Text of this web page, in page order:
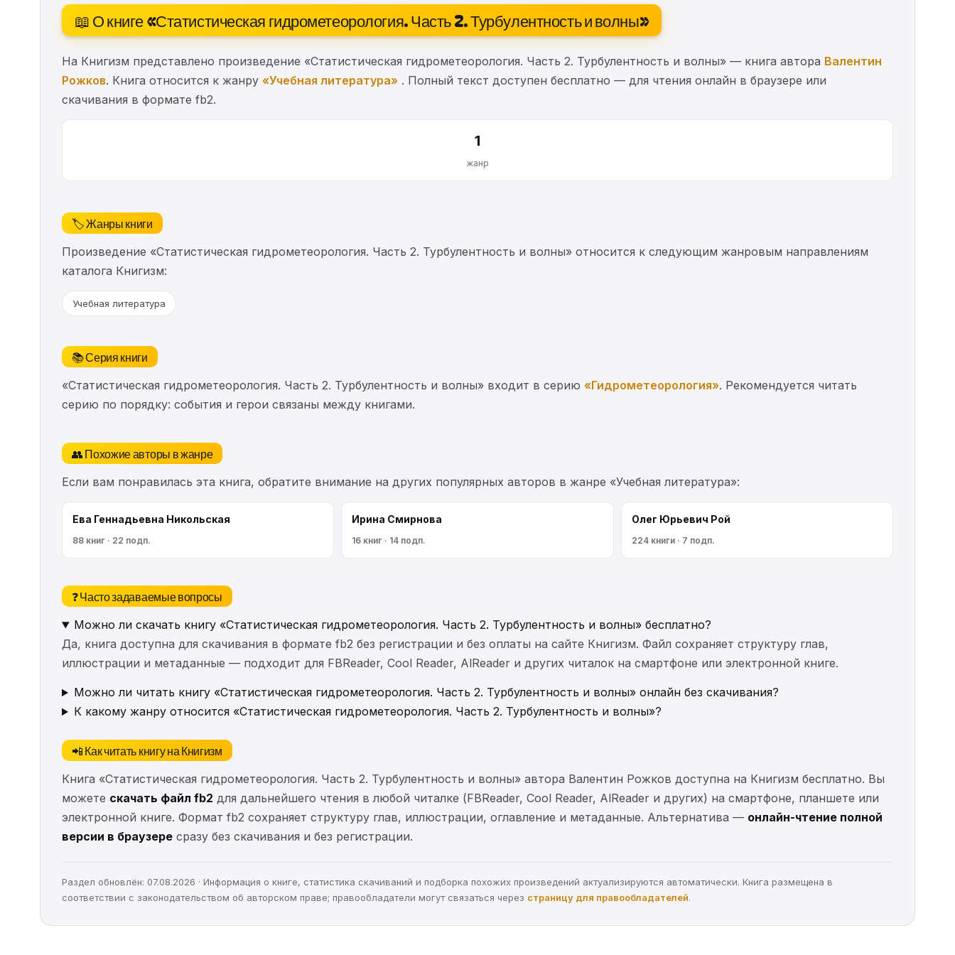
📖 О книге «Статистическая гидрометеорология. Часть 2. Турбулентность и волны»
На Книгизм представлено произведение «Статистическая гидрометеорология. Часть 2. Турбулентность и волны» — книга автора Валентин
Рожков. Книга относится к жанру «Учебная литература» . Полный текст доступен бесплатно — для чтения онлайн в браузере или
скачивания в формате fb2.
1
жанр
🏷️ Жанры книги
Произведение «Статистическая гидрометеорология. Часть 2. Турбулентность и волны» относится к следующим жанровым направлениям
каталога Книгизм:
Учебная литература
📚 Серия книги
«Статистическая гидрометеорология. Часть 2. Турбулентность и волны» входит в серию «Гидрометеорология». Рекомендуется читать
серию по порядку: события и герои связаны между книгами.
👥 Похожие авторы в жанре
Если вам понравилась эта книга, обратите внимание на других популярных авторов в жанре «Учебная литература»:
Ева Геннадьевна Никольская
88 книг · 22 подп.
Ирина Смирнова
16 книг · 14 подп.
Олег Юрьевич Рой
224 книги · 7 подп.
❓ Часто задаваемые вопросы
Можно ли скачать книгу «Статистическая гидрометеорология. Часть 2. Турбулентность и волны» бесплатно?
Да, книга доступна для скачивания в формате fb2 без регистрации и без оплаты на сайте Книгизм. Файл сохраняет структуру глав,
иллюстрации и метаданные — подходит для FBReader, Cool Reader, AlReader и других читалок на смартфоне или электронной книге.
Можно ли читать книгу «Статистическая гидрометеорология. Часть 2. Турбулентность и волны» онлайн без скачивания?
К какому жанру относится «Статистическая гидрометеорология. Часть 2. Турбулентность и волны»?
📲 Как читать книгу на Книгизм
Книга «Статистическая гидрометеорология. Часть 2. Турбулентность и волны» автора Валентин Рожков доступна на Книгизм бесплатно. Вы
можете скачать файл fb2 для дальнейшего чтения в любой читалке (FBReader, Cool Reader, AlReader и других) на смартфоне, планшете или
электронной книге. Формат fb2 сохраняет структуру глав, иллюстрации, оглавление и метаданные. Альтернатива — онлайн-чтение полной
версии в браузере сразу без скачивания и без регистрации.
Раздел обновлён: 07.08.2026 · Информация о книге, статистика скачиваний и подборка похожих произведений актуализируются автоматически. Книга размещена в
соответствии с законодательством об авторском праве; правообладатели могут связаться через страницу для правообладателей.